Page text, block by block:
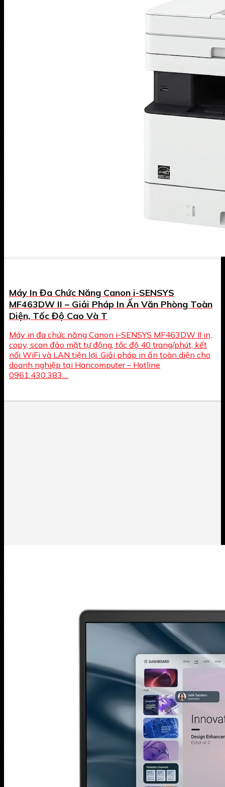
Máy In Đa Chức Năng Canon i-SENSYS
MF463DW II – Giải Pháp In Ấn Văn Phòng Toàn
Diện, Tốc Độ Cao Và T
Máy in đa chức năng Canon i-SENSYS MF463DW II in,
copy, scan đảo mặt tự động, tốc độ 40 trang/phút, kết
nối WiFi và LAN tiện lợi. Giải pháp in ấn toàn diện cho
doanh nghiệp tại Hancomputer – Hotline
0961.430.383....